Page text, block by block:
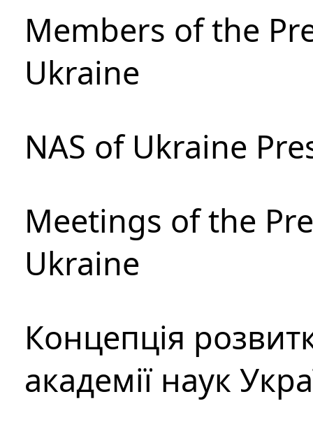
Members of the
Ukraine
NAS of Ukraine
Meetings of the
Ukraine
Концепція
академії наук